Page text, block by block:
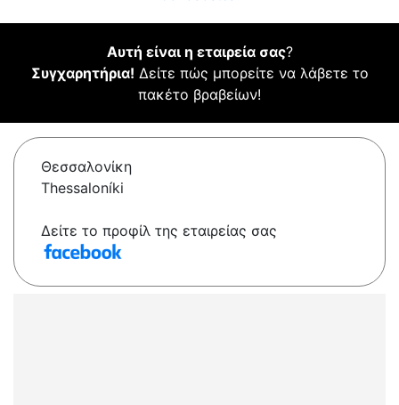
Αυτή είναι η εταιρεία σας?
Συγχαρητήρια! Δείτε πώς μπορείτε να λάβετε το
πακέτο βραβείων!
Θεσσαλονίκη
Thessaloníki
Δείτε το προφίλ της εταιρείας σας